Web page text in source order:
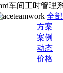
全
方案
案例
动态
价格